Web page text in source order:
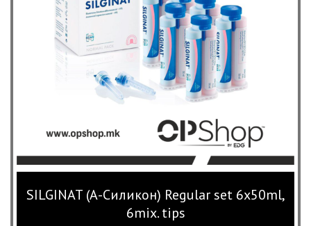
SILGINAT (А-Силикон) Regular set 6x50ml,
6mix. tips